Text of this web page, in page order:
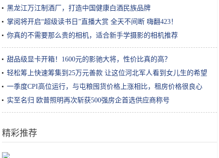
黑龙江万江制酒厂，打造中国健康白酒民族品牌
掌阅将开启“超级读书日”直播大赏 全天不间断 嗨翻423！
你真的不需要那么贵的相机，适合新手学摄影的相机推荐
甜品级显卡开箱！1600元的影驰大将，性价比真的高？
轻松筹上快速筹集到25万元善款 让这位河北军人看到女儿生的希望
一季度CPI高位运行，与屯粮囤货价格上涨相比，租房价格很良心
实至名归 欧普照明再次斩获500强房企首选供应商称号
精彩推荐